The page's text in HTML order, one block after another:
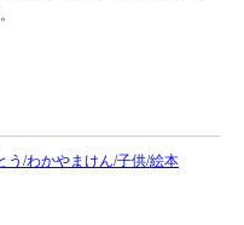
う/わかやまけん/子供/絵本